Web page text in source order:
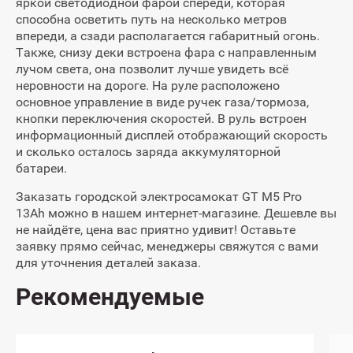
яркой светодиодной фарой спереди, которая
способна осветить путь на несколько метров
впереди, а сзади располагается габаритный огонь.
Также, снизу деки встроена фара с направленным
лучом света, она позволит лучше увидеть всё
неровности на дороге. На руле расположено
основное управление в виде ручек газа/тормоза,
кнопки переключения скоростей. В руль встроен
информационный дисплей отображающий скорость
и сколько осталось заряда аккумуляторной
батареи.
Заказать городской электросамокат GT M5 Pro
13Ah можно в нашем интернет-магазине. Дешевле вы
не найдёте, цена вас приятно удивит! Оставьте
заявку прямо сейчас, менеджеры свяжутся с вами
для уточнения деталей заказа.
Рекомендуемые